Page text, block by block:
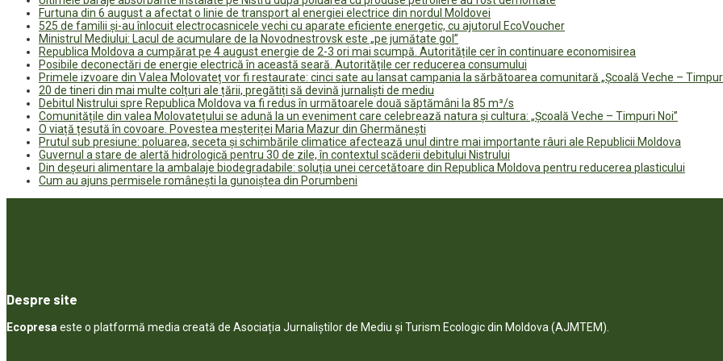
Furtuna din 6 august a afectat o linie de transport al energiei electrice din nordul Moldovei
525 de familii și-au înlocuit electrocasnicele vechi cu aparate eficiente energetic, cu ajutorul EcoVoucher
Ministrul Mediului: Lacul de acumulare de la Novodnestrovsk este „pe jumătate gol”
Republica Moldova a cumpărat pe 4 august energie de 2-3 ori mai scumpă. Autoritățile cer în continuare economisirea
Posibile deconectări de energie electrică în această seară. Autoritățile cer reducerea consumului
Primele izvoare din Valea Molovateț vor fi restaurate: cinci sate au lansat campania la sărbătoarea comunitară „Școală Veche –
20 de tineri din mai multe colțuri ale țării, pregătiți să devină jurnaliști de mediu
Debitul Nistrului spre Republica Moldova va fi redus în următoarele două săptămâni la 85 m³/s
Comunitățile din valea Molovatețului se adună la un eveniment care celebrează natura și cultura: „Școală Veche – Timpuri Noi”
O viață țesută în covoare. Povestea meșteriței Maria Mazur din Ghermănești
Prutul sub presiune: poluarea, seceta și schimbările climatice afectează unul dintre mai importante râuri ale Republicii Moldova
Guvernul a stare de alertă hidrologică pentru 30 de zile, în contextul scăderii debitului Nistrului
Din deșeuri alimentare la ambalaje biodegradabile: soluția unei cercetătoare din Republica Moldova pentru reducerea plasticului
Cum au ajuns permisele românești la gunoiștea din Porumbeni
Despre site
Ecopresa este o platformă media creată de Asociația Jurnaliștilor de Mediu și Turism Ecologic din Moldova (AJMTEM).